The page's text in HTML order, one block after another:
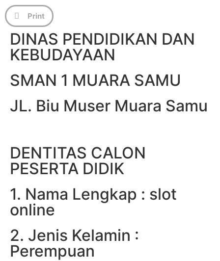
DINAS PENDIDIKAN DAN
KEBUDAYAAN
SMAN 1 MUARA SAMU
JL. Biu Muser Muara Samu
DENTITAS CALON
PESERTA DIDIK
1. Nama Lengkap : slot
online
2. Jenis Kelamin :
Perempuan
Print